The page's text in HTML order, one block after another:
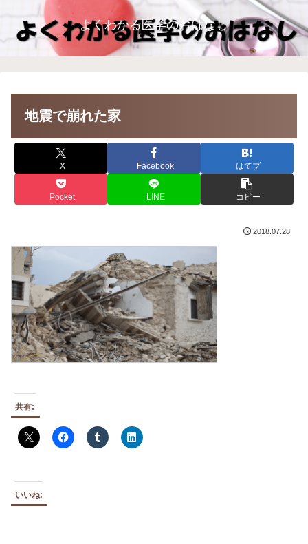
よくわかる医学のおはなし
地震で崩れた家
X Facebook はてブ
Pocket LINE コピー
2018.07.28
共有:
いいね: